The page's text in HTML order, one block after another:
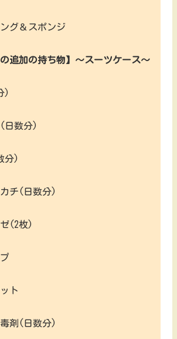
グ＆スポンジ
の追加の持ち物】～スーツケース～
)
(日数分)
分)
チ(日数分)
(2枚)
ト
剤(日数分)